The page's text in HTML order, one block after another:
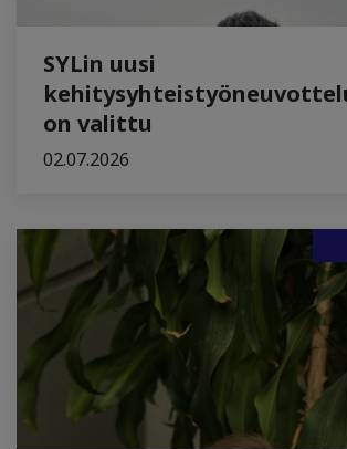
SYLin uusi
on valittu
02.07.2026